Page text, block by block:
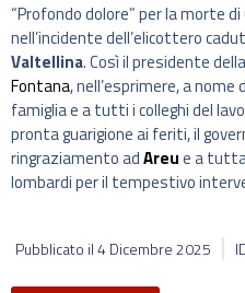
“Profondo dolore” per la morte
nell’incidente dell’elicottero
Valtellina. Così il presidente della
Fontana, nell’esprimere, a nome
famiglia e a tutti i colleghi del
pronta guarigione ai feriti, il
ringraziamento adAreue a tutta
lombardi per il tempestivo
Pubblicato il4 Dicembre 2025